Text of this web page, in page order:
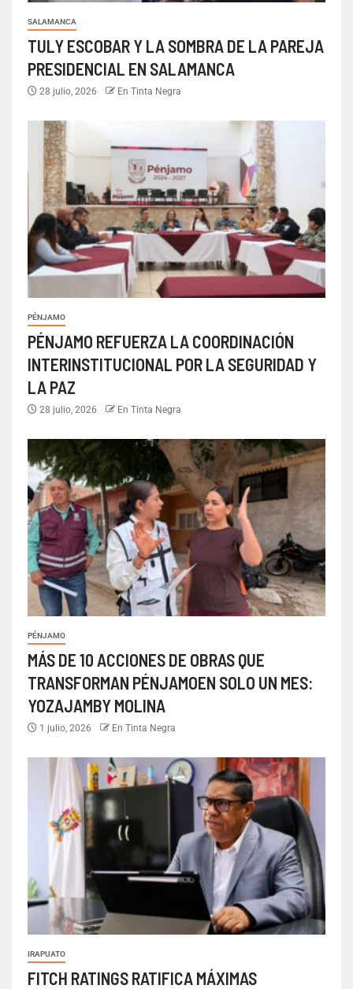
SALAMANCA
TULY ESCOBAR Y LA SOMBRA DE LA PAREJA
PRESIDENCIAL EN SALAMANCA
28 julio, 2026 En Tinta Negra
PÉNJAMO
PÉNJAMO REFUERZA LA COORDINACIÓN
INTERINSTITUCIONAL POR LA SEGURIDAD Y
LA PAZ
28 julio, 2026 En Tinta Negra
PÉNJAMO
MÁS DE 10 ACCIONES DE OBRAS QUE
TRANSFORMAN PÉNJAMOEN SOLO UN MES:
YOZAJAMBY MOLINA
1 julio, 2026 En Tinta Negra
IRAPUATO
FITCH RATINGS RATIFICA MÁXIMAS